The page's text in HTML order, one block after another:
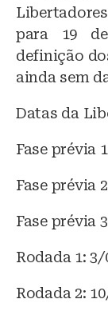
para 19
definição
ainda sem
Datas da
Fase prévia
Fase prévia
Fase prévia
Rodada 1: 3/
Rodada 2: